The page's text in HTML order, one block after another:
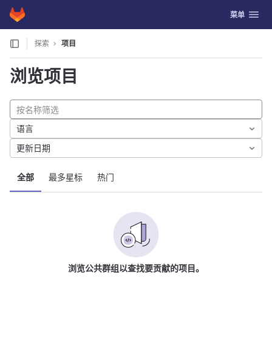
Skip to content
GitLab 切换导航
菜单
探索 项目
浏览项目
全部 最多星标 热门
语言
更新日期
浏览公共群组以查找要贡献的项目。